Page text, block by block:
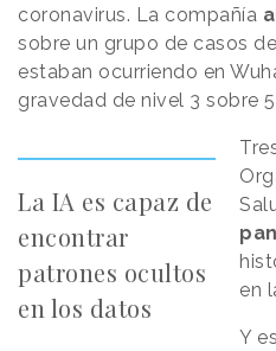
coronavirus. La compañía
sobre un grupo de casos
estaban ocurriendo en
gravedad de nivel 3 sobre
La IA es capaz de
encontrar
patrones ocultos
en los datos
en
Y